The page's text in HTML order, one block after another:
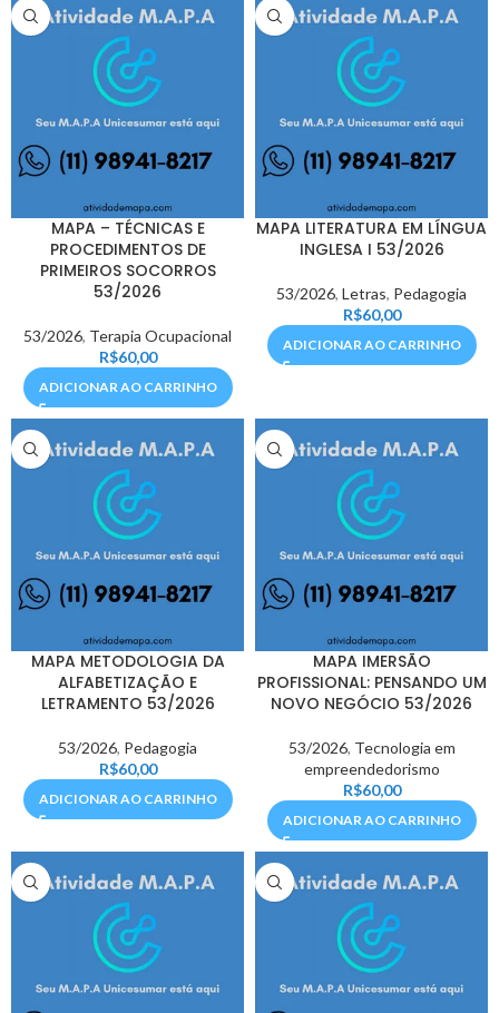
MAPA – TÉCNICAS E
PROCEDIMENTOS DE
PRIMEIROS SOCORROS
53/2026
53/2026, Terapia Ocupacional
R$60,00
ADICIONAR AO CARRINHO
MAPA LITERATURA EM LÍNGUA
INGLESA I 53/2026
53/2026, Letras, Pedagogia
R$60,00
ADICIONAR AO CARRINHO
MAPA METODOLOGIA DA
ALFABETIZAÇÃO E
LETRAMENTO 53/2026
53/2026, Pedagogia
R$60,00
ADICIONAR AO CARRINHO
MAPA IMERSÃO
PROFISSIONAL: PENSANDO UM
NOVO NEGÓCIO 53/2026
53/2026, Tecnologia em
empreendedorismo
R$60,00
ADICIONAR AO CARRINHO